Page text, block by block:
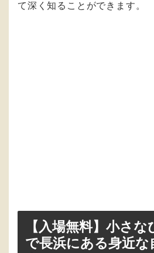
て深く知ることができます。
【入場無料】小さ
で長浜にある身近な